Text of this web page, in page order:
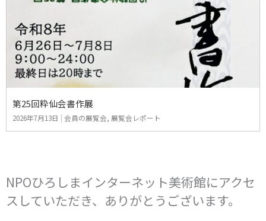
第25回粋仙会書作展
2026年7月13日 | 会員の展覧会, 展覧会レポート
NPOひろしまインターネット美術館にアクセ
スしていただき、ありがとうございます。